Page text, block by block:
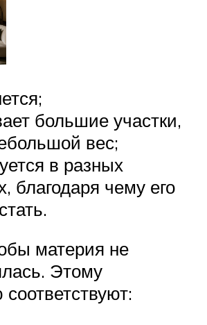
большие участки,
вес;
в разных
благодаря чему его
материя не
Этому